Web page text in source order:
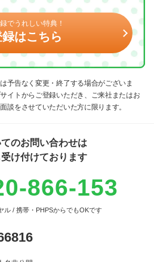
でうれしい特典！
はこちら
予告なく変更・終了する場合がございま
イトからご登録いただき、ご来社またはお
談をさせていただいた方に限ります。
のお問い合わせは
け付けております
866-153
ル / 携帯・PHPSからでもOKです